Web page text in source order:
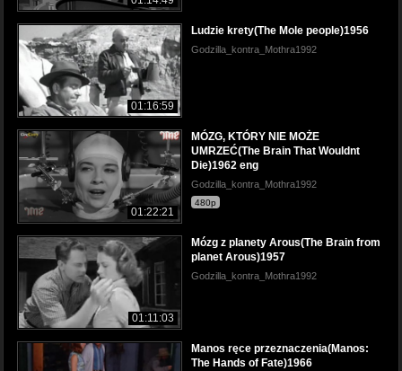
01:16:59
Ludzie krety(The Mole people)1956
Godzilla_kontra_Mothra1992
01:22:21
MÓZG, KTÓRY NIE MOŻE
UMRZEĆ(The Brain That Wouldnt
Die)1962 eng
Godzilla_kontra_Mothra1992
480p
01:11:03
Mózg z planety Arous(The Brain from
planet Arous)1957
Godzilla_kontra_Mothra1992
Manos ręce przeznaczenia(Manos:
The Hands of Fate)1966